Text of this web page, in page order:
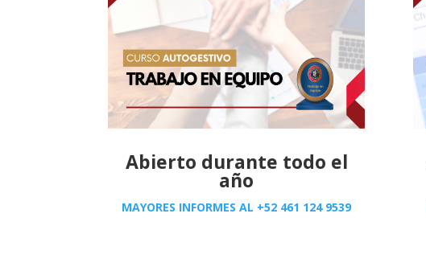
Abierto durante todo el
año
MAYORES INFORMES AL +52 461 124 9539